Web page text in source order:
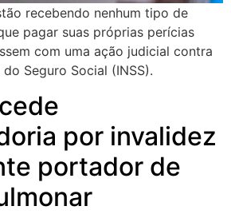
recebendo nenhum tipo de
pagar suas próprias perícias
com uma ação judicial contra
Seguro Social (INSS).
por invalidez
portador de